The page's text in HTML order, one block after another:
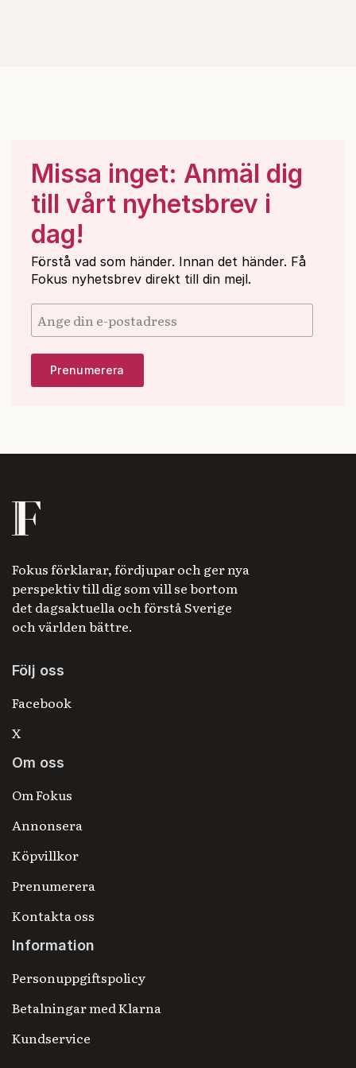
Missa inget: Anmäl dig
till vårt nyhetsbrev i
dag!
Förstå vad som händer. Innan det händer. Få
Fokus nyhetsbrev direkt till din mejl.
Fokus förklarar, fördjupar och ger nya
perspektiv till dig som vill se bortom
det dagsaktuella och förstå Sverige
och världen bättre.
Följ oss
Facebook
X
Om oss
Om Fokus
Annonsera
Köpvillkor
Prenumerera
Kontakta oss
Information
Personuppgiftspolicy
Betalningar med Klarna
Kundservice